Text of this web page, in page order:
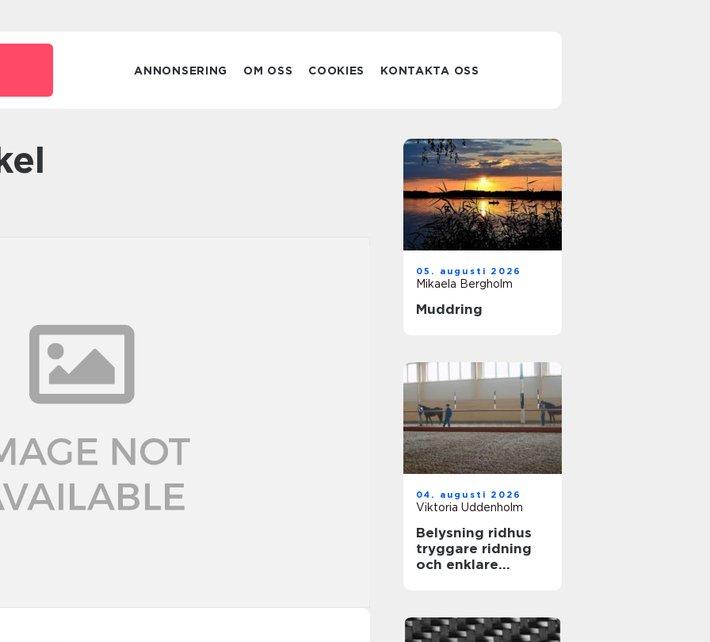
ANNONSERING OM OSS COOKIES KONTAKTA OSS
05. augusti 2026
Mikaela Bergholm
Muddring
04. augusti 2026
Viktoria Uddenholm
Belysning ridhus
tryggare ridning
och enklare